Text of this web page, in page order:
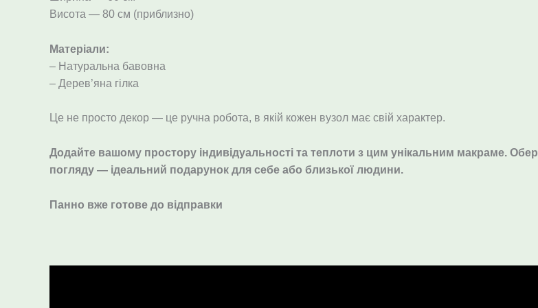
Висота — 80 см (приблизно)
Матеріали:
– Натуральна бавовна
– Дерев’яна гілка
Це не просто декор — це ручна робота, в якій кожен вузол має свій характер.
Додайте вашому простору індивідуальності та теплоти з цим унікальним макраме.
погляду — ідеальний подарунок для себе або близької людини.
Панно вже готове до відправки